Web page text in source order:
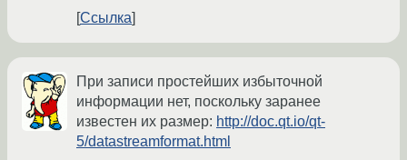
Ссылка
При записи простейших избыточной
информации нет, поскольку заранее
известен их размер: http://doc.qt.io/qt-
5/datastreamformat.html